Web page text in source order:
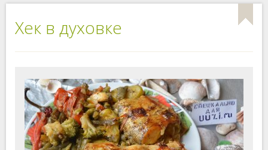
Хек в духовке